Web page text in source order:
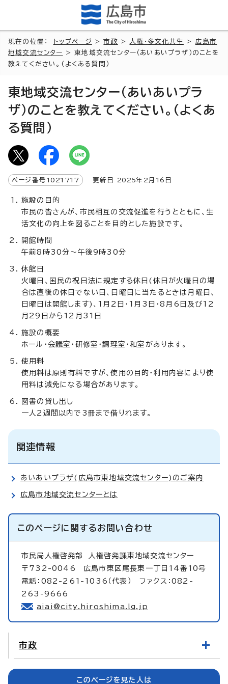
現在の位置： トップページ >市政 > 人権・多文化共生 > 広島市
地域交流センター
> 東地域交流センター（あいあいプラザ）のことを
教えてください。(よくある質問）
東地域交流センター（あいあいプラ
ザ）のことを教えてください。(よくあ
る質問）
ページ番号 1021717 更新日 2025年2月 16 日
施設の目的
市民の皆さんが、市民相互の交流促進を行うとともに、生
活文化の向上を図ることを目的とした施設です。
開館時間
午前8時30分～午後9時30分
休館日
火曜日、国民の祝日法に規定する休日(休日が火曜日の場
合は直後の休日でない日、日曜日に当たるときは月曜日、
日曜日は開館します)、1月2日・1月3日・8月6日及び12
月29日から12月31日
施設の概要
ホール・会議室・研修室・調理室・和室があります。
使用料
使用料は原則有料ですが、使用の目的・利用内容により使
用料は減免になる場合があります。
図書の貸し出し
一人2週間以内で3冊まで借りれます。
関連情報
あいあいプラザ(広島市東地域交流センター)のご案内
広島市地域交流センターとは
このページに関するお問い合わせ
市民局人権啓発部
人権啓発課東地域交流センター
〒732-0046 広島市東区尾長東一丁目14番10号
電話：082-261-1036（代表） ファクス：082-
263-9666
aiai@city.hiroshima.lg.jp
市政
このページを見た人は